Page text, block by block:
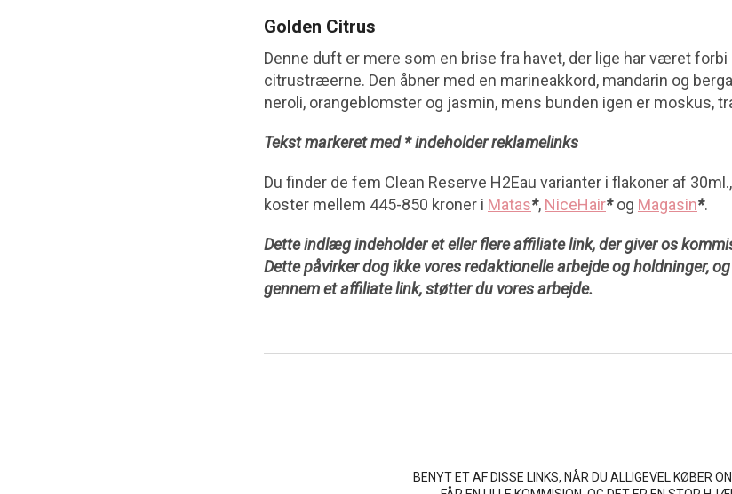
Golden Citrus
Denne duft er mere som en brise fra havet, der lige har været
citrustræerne. Den åbner med en marineakkord, mandarin og
neroli, orangeblomster og jasmin, mens bunden igen er moskus,
Tekst markeret med * indeholder reklamelinks
Du finder de fem Clean Reserve H2Eau varianter i flakoner af
koster mellem 445-850 kroner i Matas*, NiceHair*og Magasin*.
Dette indlæg indeholder et eller flere affiliate link, der giver os
Dette påvirker dog ikke vores redaktionelle arbejde og holdninger,
gennem et affiliate link, støtter du vores arbejde.
BENYT ET AF DISSE LINKS, NÅR DU ALLIGEVEL KØBER